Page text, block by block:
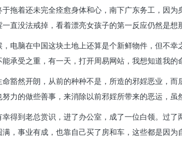
拖着还未完全痊愈身体和心，南下广东务工，因
直没法戒掉，看着漂亮女孩子的第一反应仍然是想
，电脑在中国这块土地上还算是个新鲜物件，但不
承受之重，有一天，打开周易网站，我想知道我
豁然开朗，从前的种种不是，所造的邪婬恶业，
力的做些善事，来消除以前邪婬所带来的恶运，
幸得到老总赏识，进了办公室，成了一位白领。过
，事业有成，也靠自己买了房和车，这些都是因